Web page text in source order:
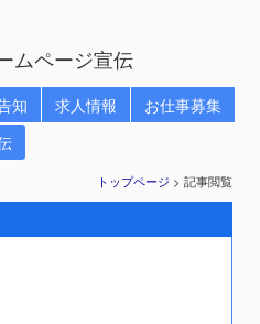
ムページ宣伝
知 求人情報
お仕事募集
トップページ > 記事閲覧